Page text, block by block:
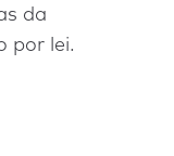
da
por lei.